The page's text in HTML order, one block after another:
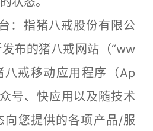
指猪八戒股份有限公
布的猪八戒网站（“ww
八戒移动应用程序（Ap
号、快应用以及随技术
向您提供的各项产品/服